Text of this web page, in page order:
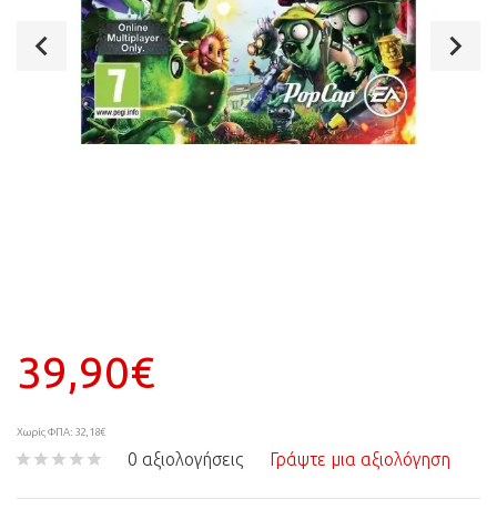
39,90€
Χωρίς ΦΠΑ: 32,18€
0 αξιολογήσεις Γράψτε μια αξιολόγηση